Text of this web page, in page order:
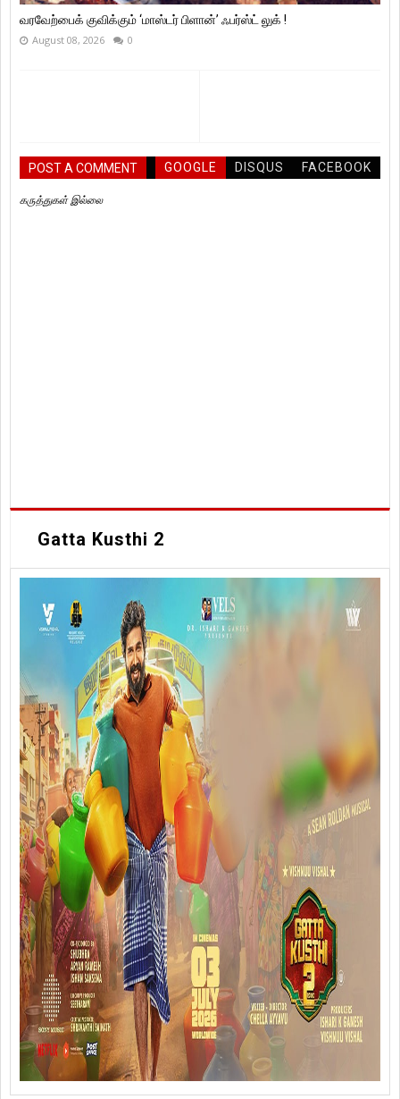
வரவேற்பைக் குவிக்கும் ‘மாஸ்டர் பிளான்’ ஃபர்ஸ்ட் லுக் !
August 08, 2026 0
POST A COMMENT GOOGLE DISQUS FACEBOOK
கருத்துகள் இல்லை
Gatta Kusthi 2